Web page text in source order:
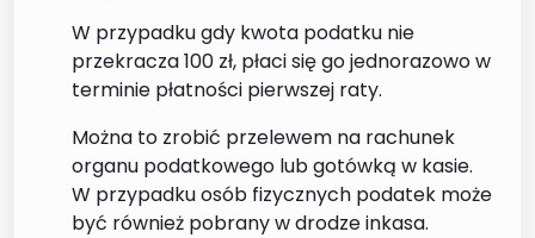
W przypadku gdy kwota podatku nie
przekracza 100 zł, płaci się go jednorazowo w
terminie płatności pierwszej raty.
Można to zrobić przelewem na rachunek
organu podatkowego lub gotówką w kasie.
W przypadku osób fizycznych podatek może
być również pobrany w drodze inkasa.